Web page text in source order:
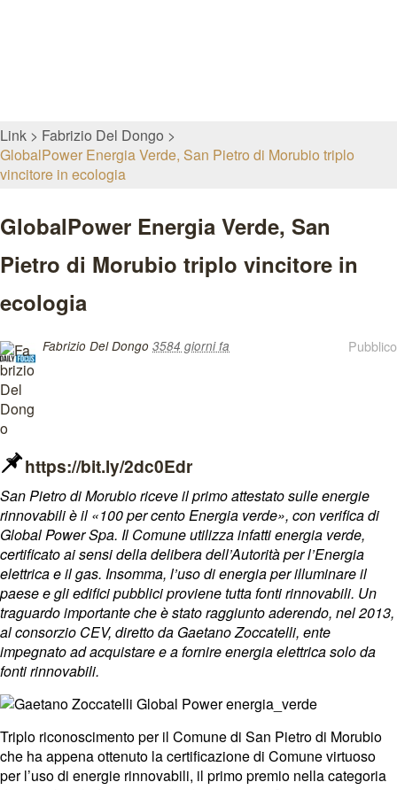
Link
Fabrizio Del Dongo
GlobalPower Energia Verde, San Pietro di Morubio triplo
vincitore in ecologia
GlobalPower Energia Verde, San
Pietro di Morubio triplo vincitore in
ecologia
Pubblico
Fabrizio Del Dongo 3584 giorni fa
https://bit.ly/2dc0Edr
San Pietro di Morubio riceve il primo attestato sulle energie
rinnovabili è il «100 per cento Energia verde», con verifica di
Global Power Spa. Il Comune utilizza infatti energia verde,
certificato ai sensi della delibera dell’Autorità per l’Energia
elettrica e il gas. Insomma, l’uso di energia per illuminare il
paese e gli edifici pubblici proviene tutta fonti rinnovabili. Un
traguardo importante che è stato raggiunto aderendo, nel 2013,
al consorzio CEV, diretto da Gaetano Zoccatelli, ente
impegnato ad acquistare e a fornire energia elettrica solo da
fonti rinnovabili.
Triplo riconoscimento per il Comune di San Pietro di Morubio
che ha appena ottenuto la certificazione di Comune virtuoso
per l’uso di energie rinnovabili, il primo premio nella categoria